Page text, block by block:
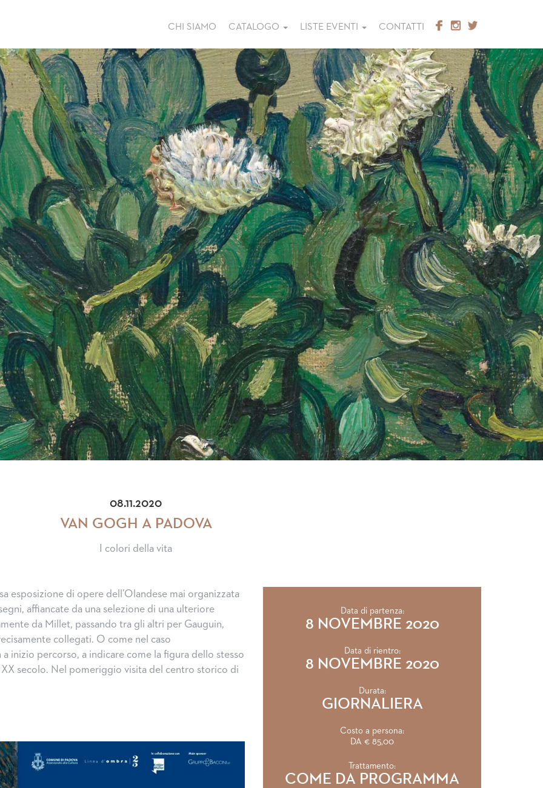
CHI SIAMO CATALOGO LISTE EVENTI CONTATTI
08.11.2020
VAN GOGH A PADOVA
I colori della vita
esposizione di opere dell’Olandese mai organizzata
affiancate da una selezione di una ulteriore
da Millet, passando tra gli altri per Gauguin,
collegati. O come nel caso
inizio percorso, a indicare come la figura dello stesso
secolo. Nel pomeriggio visita del centro storico di
Data di partenza:
8 NOVEMBRE 2020
Data di rientro:
8 NOVEMBRE 2020
Durata:
GIORNALIERA
Costo a persona:
DA € 85,00
Trattamento:
COME DA PROGRAMMA